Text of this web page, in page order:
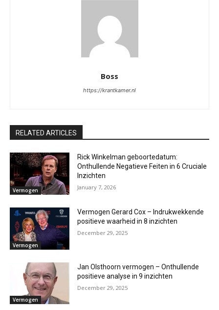
Boss
https://krantkamer.nl
RELATED ARTICLES
Vermogen
Rick Winkelman geboortedatum:
Onthullende Negatieve Feiten in 6 Cruciale
Inzichten
January 7, 2026
Vermogen
Vermogen Gerard Cox – Indrukwekkende
positieve waarheid in 8 inzichten
December 29, 2025
Vermogen
Jan Olsthoorn vermogen – Onthullende
positieve analyse in 9 inzichten
December 29, 2025